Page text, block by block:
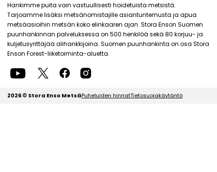
Hankimme puita vain vastuullisesti hoidetuista metsistä.
Tarjoamme lisäksi metsänomistajille asiantuntemusta ja apua
metsäasioihin metsän koko elinkaaren ajan. Stora Enson Suomen
puunhankinnan palveluksessa on 500 henkilöä sekä 80 korjuu- ja
kuljetusyrittäjää alihankkijoina. Suomen puunhankinta on osa Stora
Enson Forest-liiketoiminta-aluetta.
2026 © Stora Enso MetsäPuheluiden hinnatTietosuojakäytäntö